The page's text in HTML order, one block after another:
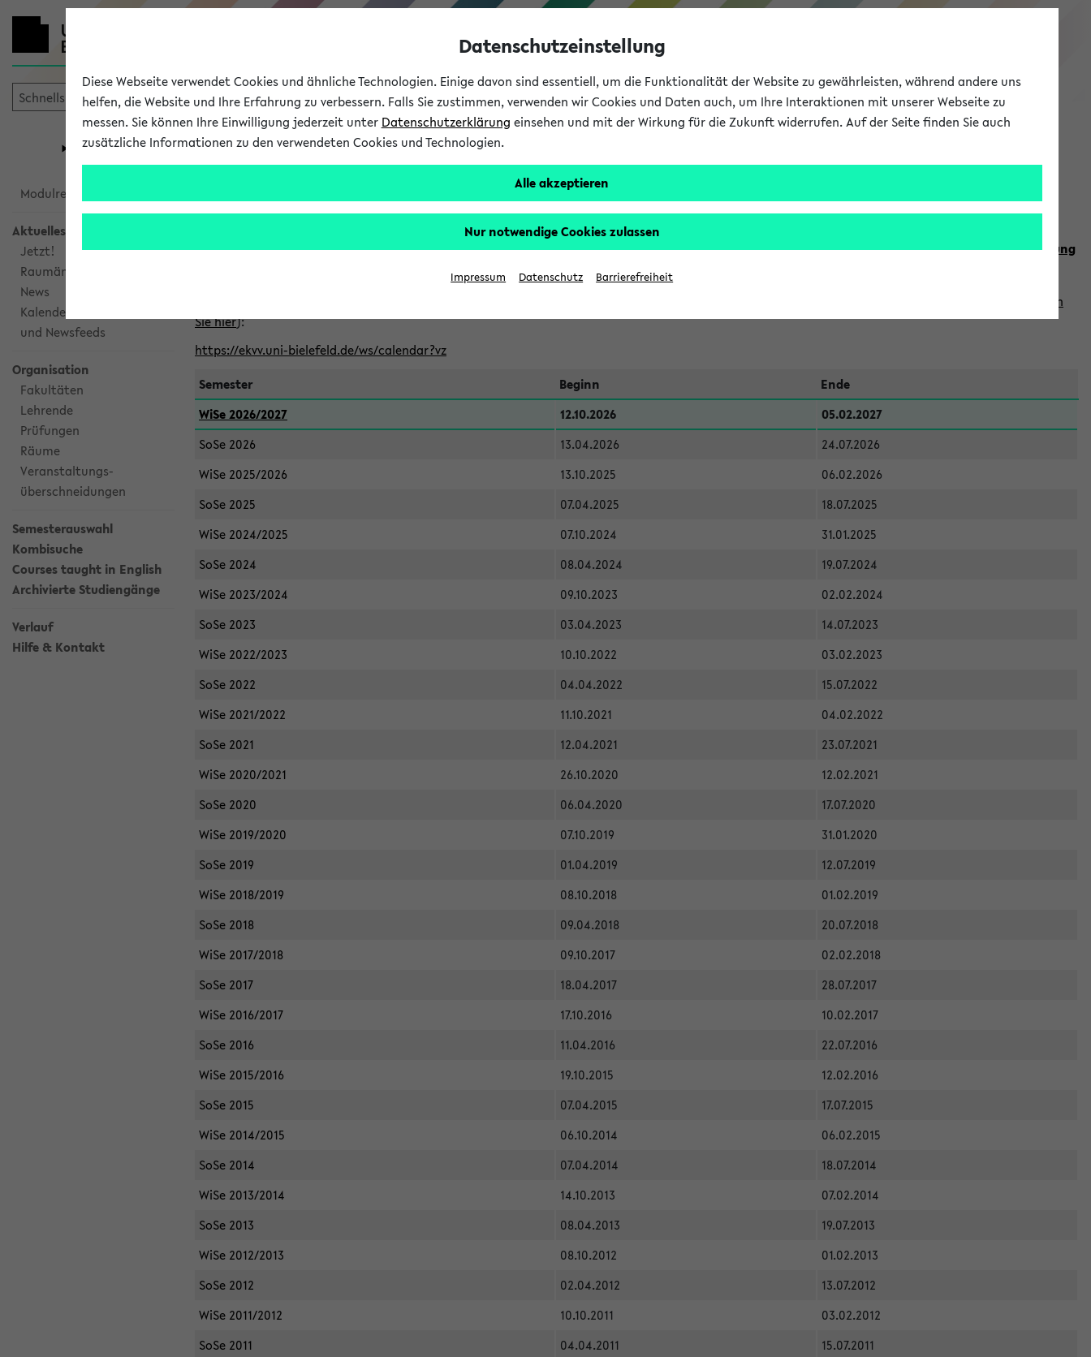
eKVV
Universität Forschung Studium
eKVV
Modulrecherche
Aktuelles
Jetzt!
Raumänderungen
News
Kalenderintegration
und Newsfeeds
Organisation
Fakultäten
Lehrende
Prüfungen
Räume
Veranstaltungs-
überschneidungen
Semesterauswahl
Kombisuche
Courses taught in English
Archivierte Studiengänge
Verlauf
Hilfe & Kontakt
Alle veröffentlichten Semester im eKVV
Klicken Sie auf das Semester, welches Sie für Ihre Sitzung auswählen möchten. Bitte beachten Sie auch die weiteren Termine imKalender der Lehrplanung
finden
Sie hier):
https://ekvv.uni-bielefeld.de/ws/calendar?vz
Semester
Beginn
Ende
WiSe 2026/2027
12.10.2026
05.02.2027
SoSe 2026
13.04.2026
24.07.2026
WiSe 2025/2026
13.10.2025
06.02.2026
SoSe 2025
07.04.2025
18.07.2025
WiSe 2024/2025
07.10.2024
31.01.2025
SoSe 2024
08.04.2024
19.07.2024
WiSe 2023/2024
09.10.2023
02.02.2024
SoSe 2023
03.04.2023
14.07.2023
WiSe 2022/2023
10.10.2022
03.02.2023
SoSe 2022
04.04.2022
15.07.2022
WiSe 2021/2022
11.10.2021
04.02.2022
SoSe 2021
12.04.2021
23.07.2021
WiSe 2020/2021
26.10.2020
12.02.2021
SoSe 2020
06.04.2020
17.07.2020
WiSe 2019/2020
07.10.2019
31.01.2020
SoSe 2019
01.04.2019
12.07.2019
WiSe 2018/2019
08.10.2018
01.02.2019
SoSe 2018
09.04.2018
20.07.2018
WiSe 2017/2018
09.10.2017
02.02.2018
SoSe 2017
18.04.2017
28.07.2017
WiSe 2016/2017
17.10.2016
10.02.2017
SoSe 2016
11.04.2016
22.07.2016
WiSe 2015/2016
19.10.2015
12.02.2016
SoSe 2015
07.04.2015
17.07.2015
WiSe 2014/2015
06.10.2014
06.02.2015
SoSe 2014
07.04.2014
18.07.2014
WiSe 2013/2014
14.10.2013
07.02.2014
SoSe 2013
08.04.2013
19.07.2013
WiSe 2012/2013
08.10.2012
01.02.2013
SoSe 2012
02.04.2012
13.07.2012
WiSe 2011/2012
10.10.2011
03.02.2012
SoSe 2011
04.04.2011
15.07.2011
Datenschutzeinstellung
Diese Webseite verwendet Cookies und ähnliche Technologien. Einige davon sind essentiell, um die Funktionalität der Website zu gewährleisten, während andere uns
helfen, die Website und Ihre Erfahrung zu verbessern. Falls Sie zustimmen, verwenden wir Cookies und Daten auch, um Ihre Interaktionen mit unserer Webseite zu
messen. Sie können Ihre Einwilligung jederzeit unter Datenschutzerklärung einsehen und mit der Wirkung für die Zukunft widerrufen. Auf der Seite finden Sie auch
zusätzliche Informationen zu den verwendeten Cookies und Technologien.
Alle akzeptieren
Nur notwendige Cookies zulassen
Impressum Datenschutz Barrierefreiheit